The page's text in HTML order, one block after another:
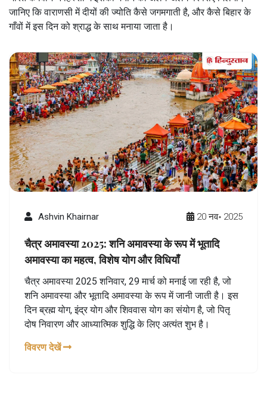
जानिए कि वाराणसी में दीयों की ज्योति कैसे जगमगाती है, और कैसे बिहार के
गाँवों में इस दिन को श्राद्ध के साथ मनाया जाता है।
Ashvin Khairnar 20 नव॰ 2025
चैत्र अमावस्या 2025: शनि अमावस्या के रूप में भूतादि
अमावस्या का महत्व, विशेष योग और विधियाँ
चैत्र अमावस्या 2025 शनिवार, 29 मार्च को मनाई जा रही है, जो
शनि अमावस्या और भूतादि अमावस्या के रूप में जानी जाती है। इस
दिन ब्रह्म योग, इंद्र योग और शिववास योग का संयोग है, जो पितृ
दोष निवारण और आध्यात्मिक शुद्धि के लिए अत्यंत शुभ है।
विवरण देखें